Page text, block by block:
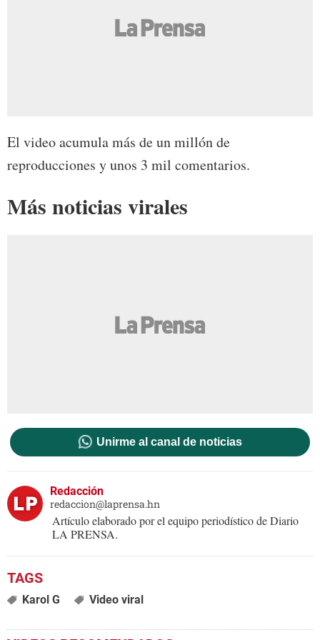
El video acumula más de un millón de
reproducciones y unos 3 mil comentarios.
Más noticias virales
Unirme al canal de noticias
Redacción
redaccion@laprensa.hn
Artículo elaborado por el equipo periodístico de Diario
LA PRENSA.
Karol G Video viral